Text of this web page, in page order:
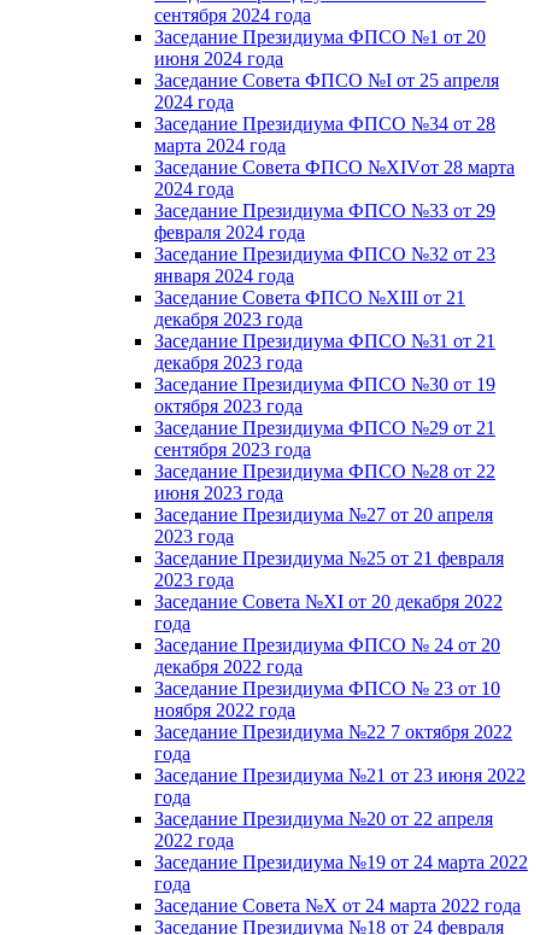
сентября 2024 года
Заседание Президиума ФПСО №1 от 20
июня 2024 года
Заседание Совета ФПСО №I от 25 апреля
2024 года
Заседание Президиума ФПСО №34 от 28
марта 2024 года
Заседание Совета ФПСО №XIVот 28 марта
2024 года
Заседание Президиума ФПСО №33 от 29
февраля 2024 года
Заседание Президиума ФПСО №32 от 23
января 2024 года
Заседание Совета ФПСО №XIII от 21
декабря 2023 года
Заседание Президиума ФПСО №31 от 21
декабря 2023 года
Заседание Президиума ФПСО №30 от 19
октября 2023 года
Заседание Президиума ФПСО №29 от 21
сентября 2023 года
Заседание Президиума ФПСО №28 от 22
июня 2023 года
Заседание Президиума №27 от 20 апреля
2023 года
Заседание Президиума №25 от 21 февраля
2023 года
Заседание Совета №XI от 20 декабря 2022
года
Заседание Президиума ФПСО № 24 от 20
декабря 2022 года
Заседание Президиума ФПСО № 23 от 10
ноября 2022 года
Заседание Президиума №22 7 октября 2022
года
Заседание Президиума №21 от 23 июня 2022
года
Заседание Президиума №20 от 22 апреля
2022 года
Заседание Президиума №19 от 24 марта 2022
года
Заседание Совета №X от 24 марта 2022 года
Заседание Президиума №18 от 24 февраля